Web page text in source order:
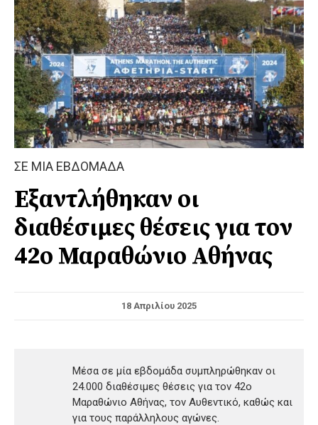
ΣΕ ΜΙΑ ΕΒΔΟΜΑΔΑ
Εξαντλήθηκαν οι
διαθέσιμες θέσεις για τον
42ο Μαραθώνιο Αθήνας
18 Απριλίου 2025
Μέσα σε μία εβδομάδα συμπληρώθηκαν οι
24.000 διαθέσιμες θέσεις για τον 42ο
Μαραθώνιο Αθήνας, τον Αυθεντικό, καθώς και
για τους παράλληλους αγώνες.